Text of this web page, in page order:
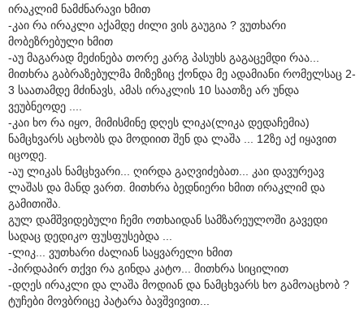
ირაკლიმ ნამძნარავი ხმით
-კაი რა ირაკლი აქამდე ძილი ვის გაუგია ? ვუთხარი
მობეზრებული ხმით
-აუ მაგარად მეძინება თორე კარგ პასუხს გაგაცემდი რაა...
მითხრა გაბრაზებულმა მიზეზიც ქონდა მე ადამიანი რომელსაც 2-
3 საათამდე მძინავს, ამას ირაკლის 10 საათზე არ უნდა
ვეუბნეოდე ....
-კაი ხო რა იყო, მიმისმინე დღეს ლიკა(ლიკა დედაჩემია)
ნამცხვარს აცხობს და მოდიით შენ და ლაშა ... 12ზე აქ იყავით
იცოდე.
-აუ ლიკას ნამცხვარი... ღირდა გაღვიძებათ... კაი დავურეავ
ლაშას და მანდ ვართ. მითხრა ბედნიერი ხმით ირაკლიმ და
გამითიშა.
გულ დამშვიდებული ჩემი ოთხაიდან სამზარეულოში გავედი
სადაც დედიკო ფუსფუსებდა ...
-ლიკ... ვუთხარი ძალიან საყვარელი ხმით
-პირდაპირ თქვი რა გინდა კატო... მითხრა სიცილით
-დღეს ირაკლი და ლაშა მოდიან და ნამცხვარს ხო გამოაცხობ ?
ტუჩები მოვბრიცე პატარა ბავშვივით...